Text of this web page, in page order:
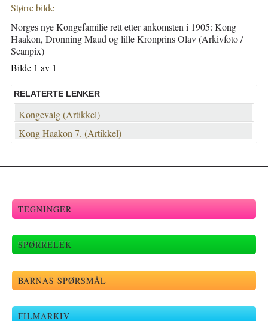
Større bilde
Norges nye Kongefamilie rett etter ankomsten i 1905: Kong
Haakon, Dronning Maud og lille Kronprins Olav (Arkivfoto /
Scanpix)
Bilde 1 av 1
RELATERTE LENKER
Kongevalg (Artikkel)
Kong Haakon 7. (Artikkel)
TEGNINGER
SPØRRELEK
BARNAS SPØRSMÅL
FILMARKIV